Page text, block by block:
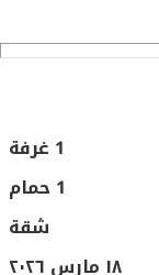
1 غرفة
1 حمام
شقة
١٨ مارس ٢٠٢٦